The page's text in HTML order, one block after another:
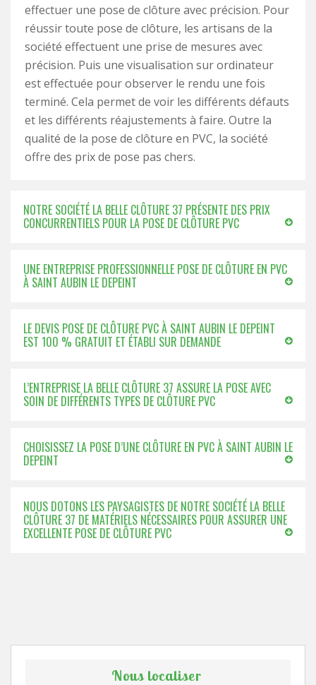
effectuer une pose de clôture avec précision. Pour
réussir toute pose de clôture, les artisans de la
société effectuent une prise de mesures avec
précision. Puis une visualisation sur ordinateur
est effectuée pour observer le rendu une fois
terminé. Cela permet de voir les différents défauts
et les différents réajustements à faire. Outre la
qualité de la pose de clôture en PVC, la société
offre des prix de pose pas chers.
NOTRE SOCIÉTÉ LA BELLE CLÔTURE 37 PRÉSENTE DES PRIX
CONCURRENTIELS POUR LA POSE DE CLÔTURE PVC
UNE ENTREPRISE PROFESSIONNELLE POSE DE CLÔTURE EN PVC
À SAINT AUBIN LE DEPEINT
LE DEVIS POSE DE CLÔTURE PVC À SAINT AUBIN LE DEPEINT
EST 100 % GRATUIT ET ÉTABLI SUR DEMANDE
L’ENTREPRISE LA BELLE CLÔTURE 37 ASSURE LA POSE AVEC
SOIN DE DIFFÉRENTS TYPES DE CLÔTURE PVC
CHOISISSEZ LA POSE D’UNE CLÔTURE EN PVC À SAINT AUBIN LE
DEPEINT
NOUS DOTONS LES PAYSAGISTES DE NOTRE SOCIÉTÉ LA BELLE
CLÔTURE 37 DE MATÉRIELS NÉCESSAIRES POUR ASSURER UNE
EXCELLENTE POSE DE CLÔTURE PVC
Nous localiser